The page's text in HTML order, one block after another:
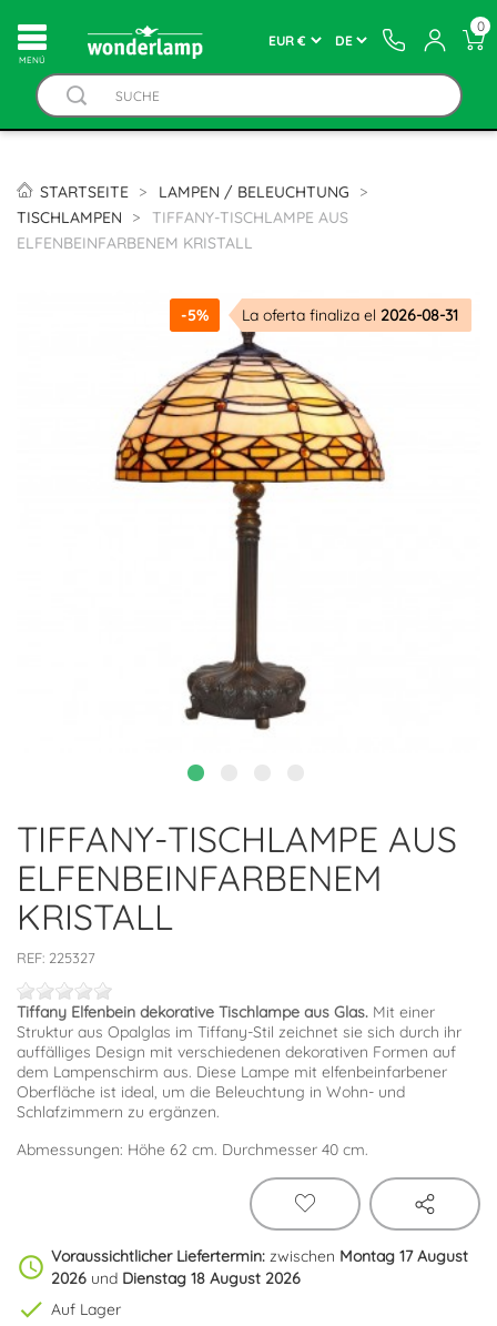
MENÚ
0
STARTSEITE
LAMPEN / BELEUCHTUNG
TISCHLAMPEN
TIFFANY-TISCHLAMPE AUS
ELFENBEINFARBENEM KRISTALL
-5% La oferta finaliza el 2026-08-31
TIFFANY-TISCHLAMPE AUS
ELFENBEINFARBENEM
KRISTALL
REF: 225327
Tiffany Elfenbein dekorative Tischlampe aus Glas. Mit einer
Struktur aus Opalglas im Tiffany-Stil zeichnet sie sich durch ihr
auffälliges Design mit verschiedenen dekorativen Formen auf
dem Lampenschirm aus. Diese Lampe mit elfenbeinfarbener
Oberfläche ist ideal, um die Beleuchtung in Wohn- und
Schlafzimmern zu ergänzen.
Abmessungen: Höhe 62 cm. Durchmesser 40 cm.
schedule Voraussichtlicher Liefertermin: zwischen Montag 17 August
2026 und Dienstag 18 August 2026
check Auf Lager